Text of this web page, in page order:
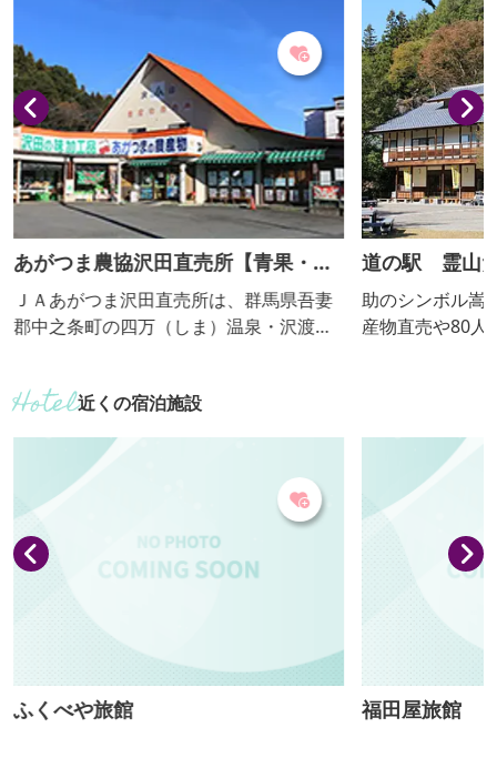
花。 スイセン畑に沿うように、すぐ脇に
続く約１kmにおよぶサクラの並木道とと
もに、春爛漫が満喫できます。 ４月上旬
には公園を会場に「東吾妻...
あがつま農協沢田直売所【青果・加
工品】
ＪＡあがつま沢田直売所は、群馬県吾妻
郡中之条町の四万（しま）温泉・沢渡
荷した新鮮野菜のほかにも、自然の風味
をいかした「沢田の味」のおつけものを
はじめ、ジャムやジュース、ワインや健
康食品の数々が勢揃い。試食や試飲もで
きて安心と、大好評です。 ※沢田の漬け
物は、平成２９年度に実施されたぐんま
のおみやげ総選挙「みんなが選...
道の駅 霊山
助のシンボル嵩
産物直売や80人
ただけます。裏
はハイキング
／9：00～17
0～15：00要予
近くの宿泊施設
ふくべや旅館 福田屋旅館